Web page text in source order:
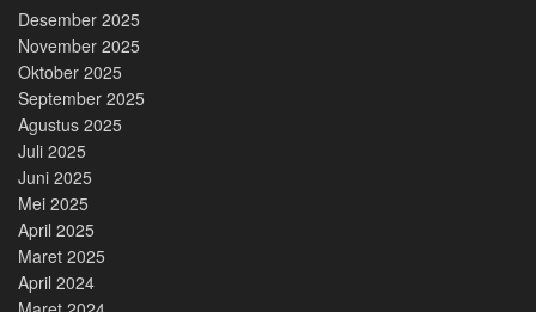
Desember 2025
November 2025
Oktober 2025
September 2025
Agustus 2025
Juli 2025
Juni 2025
Mei 2025
April 2025
Maret 2025
April 2024